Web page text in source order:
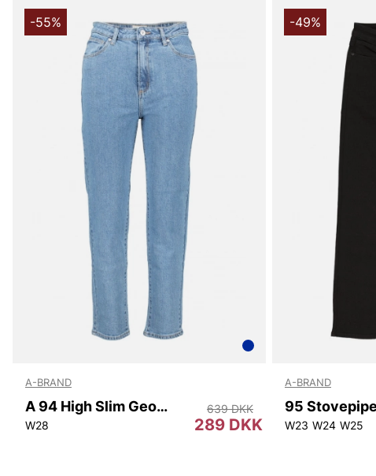
-55%
A-BRAND
A 94 High Slim Georgia
W28 289 DKK
639 DKK
-49%
A-BRAND
95
W23 W24 W25